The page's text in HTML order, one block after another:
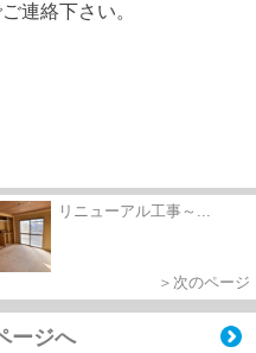
連絡下さい。
リニューアル工事～...
＞次のページ
ージへ